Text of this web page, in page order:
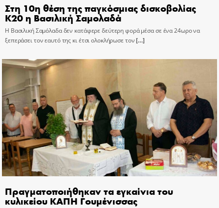
Στη 10η θέση της παγκόσμιας δισκοβολίας
Κ20 η Βασιλική Σαμολαδά
Η Βασιλική Σαμόλαδα δεν κατάφερε δεύτερη φορά μέσα σε ένα 24ωρο να
ξεπεράσει τον εαυτό της κι έτσι ολοκλήρωσε τον[…]
Πραγματοποιήθηκαν τα εγκαίνια του
κυλικείου ΚΑΠΗ Γουμένισσας